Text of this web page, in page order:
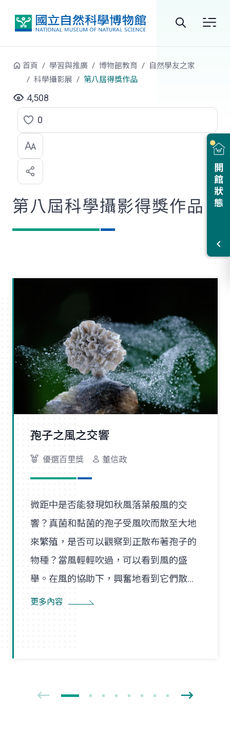
站
開館狀態
首頁 學習與推廣 博物館教育
自然學友之家
科學攝影展
第八屆得獎作品
4,508
點
選
喜
歡
0
第八屆科學攝影得獎作品
孢子之風之交響
優選百里獎 董信政
微距中是否能發現如秋風落葉般風的交
響？真菌和黏菌的孢子受風吹而散至大地
來繁殖，是否可以觀察到正散布著孢子的
物種？當風輕輕吹過，可以看到風的盛
舉。在風的協助下，興奮地看到它們散播
孢子的盛況，在精彩過程中也看到了風的
更多內容